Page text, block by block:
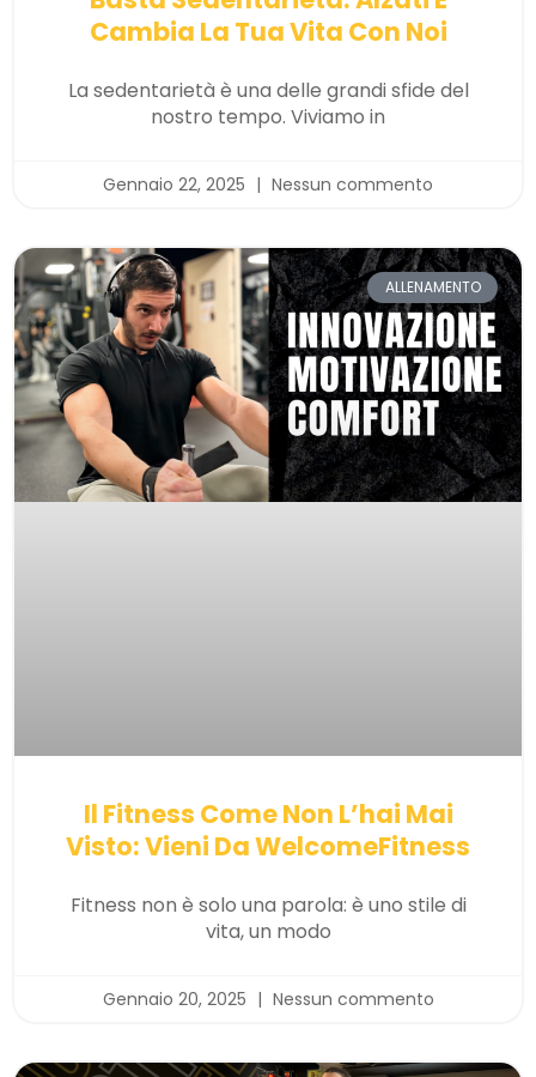
Cambia La Tua Vita Con Noi
La sedentarietà è una delle grandi sfide del
nostro tempo. Viviamo in
Gennaio 22, 2025 Nessun commento
ALLENAMENTO
Il Fitness Come Non L’hai Mai
Visto: Vieni Da WelcomeFitness
Fitness non è solo una parola: è uno stile di
vita, un modo
Gennaio 20, 2025 Nessun commento